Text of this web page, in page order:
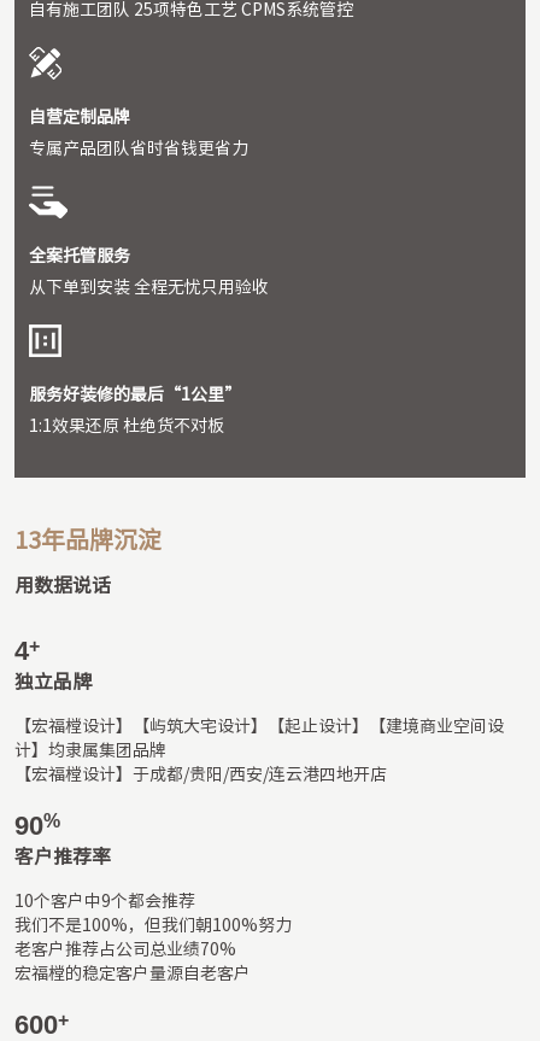
自有施工团队 25项特⾊⼯艺 CPMS系统管控
⾃营定制品牌
专属产品团队省时省钱更省力
全案托管服务
从下单到安装 全程无忧只⽤验收
服务好装修的最后“1公⾥”
1:1效果还原 杜绝货不对板
13年品牌沉淀
用数据说话
4+
独立品牌
【宏福樘设计】【屿筑大宅设计】【起止设计】【建境商业空间设
计】均隶属集团品牌
【宏福樘设计】于成都/贵阳/西安/连云港四地开店
90%
客户推荐率
10个客户中9个都会推荐
我们不是100%，但我们朝100%努力
老客户推荐占公司总业绩70%
宏福樘的稳定客户量源自老客户
600+